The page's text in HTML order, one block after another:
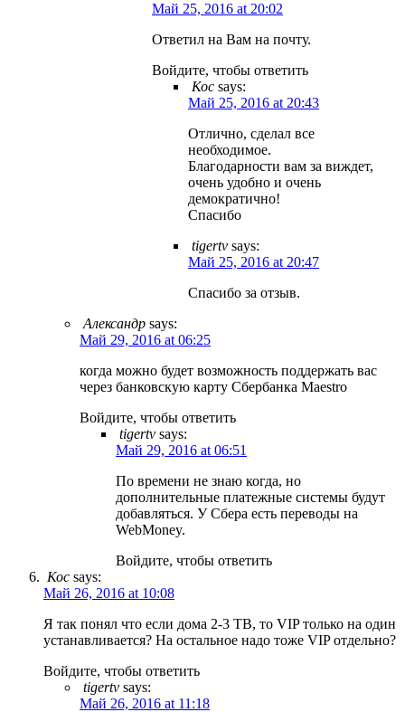
Май 25, 2016 at 20:02
Ответил на Вам на почту.
Войдите, чтобы ответить
Кос says:
Май 25, 2016 at 20:43
Отлично, сделал все
необходимое.
Благодарности вам за виждет,
очень удобно и очень
демократично!
Спасибо
tigertv says:
Май 25, 2016 at 20:47
Спасибо за отзыв.
Александр says:
Май 29, 2016 at 06:25
когда можно будет возможность поддержать вас
через банковскую карту Сбербанка Maestro
Войдите, чтобы ответить
tigertv says:
Май 29, 2016 at 06:51
По времени не знаю когда, но
дополнительные платежные системы будут
добавляться. У Сбера есть переводы на
WebMoney.
Войдите, чтобы ответить
Кос says:
Май 26, 2016 at 10:08
Я так понял что если дома 2-3 ТВ, то VIP только на один
устанавливается? На остальное надо тоже VIP отдельно?
Войдите, чтобы ответить
tigertv says:
Май 26, 2016 at 11:18